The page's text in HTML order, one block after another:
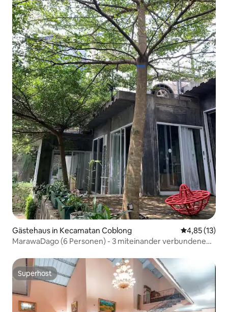
Gästehaus in Kecamatan Coblong
4,85 (13)
MarawaDago (6 Personen) - 3 miteinander verbundene
Superhost
Superhost